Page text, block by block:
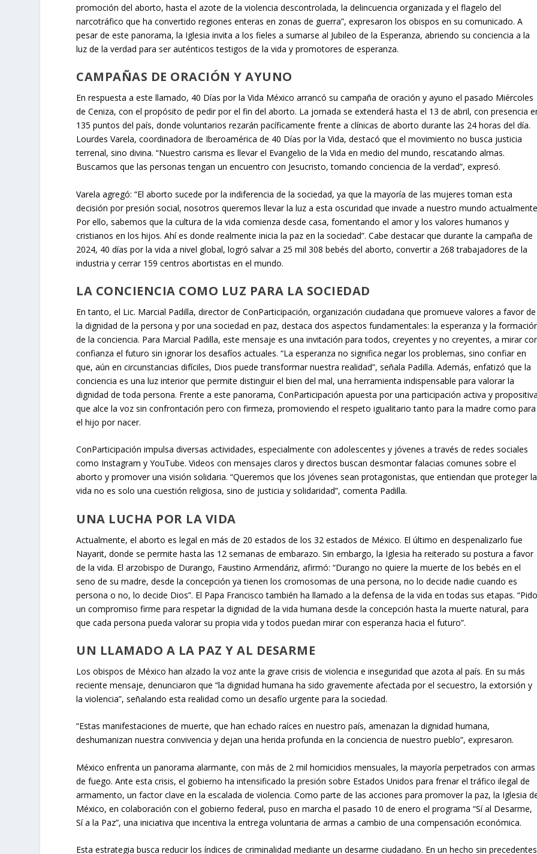
promoción del aborto, hasta el azote de la violencia descontrolada, la delincuencia organizada y el flagelo del
narcotráfico que ha convertido regiones enteras en zonas de guerra”, expresaron los obispos en su comunicado. A
pesar de este panorama, la Iglesia invita a los fieles a sumarse al Jubileo de la Esperanza, abriendo su conciencia a la
luz de la verdad para ser auténticos testigos de la vida y promotores de esperanza.
CAMPAÑAS DE ORACIÓN Y AYUNO
En respuesta a este llamado, 40 Días por la Vida México arrancó su campaña de oración y ayuno el pasado Miércoles
de Ceniza, con el propósito de pedir por el fin del aborto. La jornada se extenderá hasta el 13 de abril, con presencia
135 puntos del país, donde voluntarios rezarán pacíficamente frente a clínicas de aborto durante las 24 horas del día.
Lourdes Varela, coordinadora de Iberoamérica de 40 Días por la Vida, destacó que el movimiento no busca justicia
terrenal, sino divina. “Nuestro carisma es llevar el Evangelio de la Vida en medio del mundo, rescatando almas.
Buscamos que las personas tengan un encuentro con Jesucristo, tomando conciencia de la verdad”, expresó.
Varela agregó: “El aborto sucede por la indiferencia de la sociedad, ya que la mayoría de las mujeres toman esta
decisión por presión social, nosotros queremos llevar la luz a esta oscuridad que invade a nuestro mundo
Por ello, sabemos que la cultura de la vida comienza desde casa, fomentando el amor y los valores humanos y
cristianos en los hijos. Ahí es donde realmente inicia la paz en la sociedad”. Cabe destacar que durante la campaña de
2024, 40 días por la vida a nivel global, logró salvar a 25 mil 308 bebés del aborto, convertir a 268 trabajadores de la
industria y cerrar 159 centros abortistas en el mundo.
LA CONCIENCIA COMO LUZ PARA LA SOCIEDAD
En tanto, el Lic. Marcial Padilla, director de ConParticipación, organización ciudadana que promueve valores a favor de
la dignidad de la persona y por una sociedad en paz, destaca dos aspectos fundamentales: la esperanza y la
de la conciencia. Para Marcial Padilla, este mensaje es una invitación para todos, creyentes y no creyentes, a mirar
confianza el futuro sin ignorar los desafíos actuales. “La esperanza no significa negar los problemas, sino confiar en
que, aún en circunstancias difíciles, Dios puede transformar nuestra realidad”, señala Padilla. Además, enfatizó que la
conciencia es una luz interior que permite distinguir el bien del mal, una herramienta indispensable para valorar la
dignidad de toda persona. Frente a este panorama, ConParticipación apuesta por una participación activa y
que alce la voz sin confrontación pero con firmeza, promoviendo el respeto igualitario tanto para la madre como para
el hijo por nacer.
ConParticipación impulsa diversas actividades, especialmente con adolescentes y jóvenes a través de redes sociales
como Instagram y YouTube. Videos con mensajes claros y directos buscan desmontar falacias comunes sobre el
aborto y promover una visión solidaria. “Queremos que los jóvenes sean protagonistas, que entiendan que proteger la
vida no es solo una cuestión religiosa, sino de justicia y solidaridad”, comenta Padilla.
UNA LUCHA POR LA VIDA
Actualmente, el aborto es legal en más de 20 estados de los 32 estados de México. El último en despenalizarlo fue
Nayarit, donde se permite hasta las 12 semanas de embarazo. Sin embargo, la Iglesia ha reiterado su postura a favor
de la vida. El arzobispo de Durango, Faustino Armendáriz, afirmó: “Durango no quiere la muerte de los bebés en el
seno de su madre, desde la concepción ya tienen los cromosomas de una persona, no lo decide nadie cuando es
persona o no, lo decide Dios”. El Papa Francisco también ha llamado a la defensa de la vida en todas sus etapas.
un compromiso firme para respetar la dignidad de la vida humana desde la concepción hasta la muerte natural, para
que cada persona pueda valorar su propia vida y todos puedan mirar con esperanza hacia el futuro”.
UN LLAMADO A LA PAZ Y AL DESARME
Los obispos de México han alzado la voz ante la grave crisis de violencia e inseguridad que azota al país. En su más
reciente mensaje, denunciaron que “la dignidad humana ha sido gravemente afectada por el secuestro, la extorsión y
la violencia”, señalando esta realidad como un desafío urgente para la sociedad.
“Estas manifestaciones de muerte, que han echado raíces en nuestro país, amenazan la dignidad humana,
deshumanizan nuestra convivencia y dejan una herida profunda en la conciencia de nuestro pueblo”, expresaron.
México enfrenta un panorama alarmante, con más de 2 mil homicidios mensuales, la mayoría perpetrados con armas
de fuego. Ante esta crisis, el gobierno ha intensificado la presión sobre Estados Unidos para frenar el tráfico ilegal de
armamento, un factor clave en la escalada de violencia. Como parte de las acciones para promover la paz, la Iglesia
México, en colaboración con el gobierno federal, puso en marcha el pasado 10 de enero el programa “Sí al Desarme,
Sí a la Paz”, una iniciativa que incentiva la entrega voluntaria de armas a cambio de una compensación económica.
Esta estrategia busca reducir los índices de criminalidad mediante un desarme ciudadano. En un hecho sin